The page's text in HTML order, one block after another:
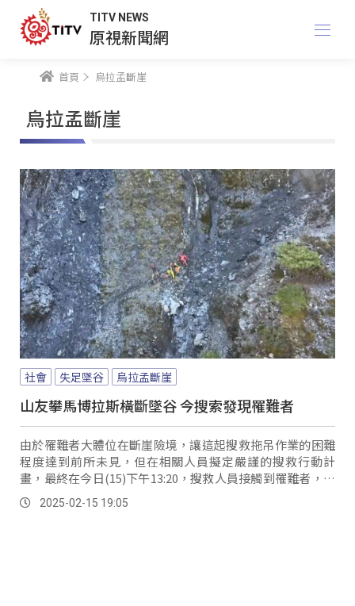
TITV NEWS
原視新聞網
首頁 烏拉孟斷崖
烏拉孟斷崖
社會 失足墜谷 烏拉孟斷崖
山友攀馬博拉斯橫斷墜谷 今搜索發現罹難者
由於罹難者大體位在斷崖險境，讓這起搜救拖吊作業的困難
程度達到前所未見，但在相關人員擬定嚴謹的搜救行動計
畫，最終在今日(15)下午13:20，搜救人員接觸到罹難者，進
行吊掛作業，下午三點01分，直升機成...。
2025-02-15 19:05